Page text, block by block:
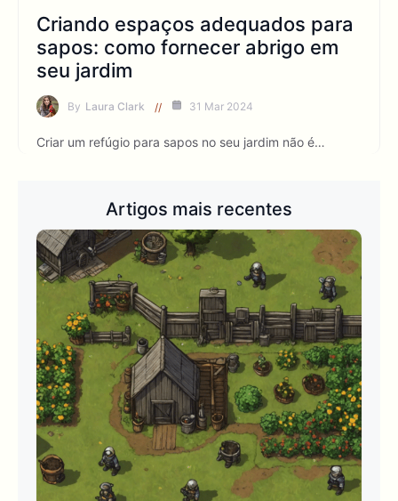
Criando espaços adequados para
sapos: como fornecer abrigo em
seu jardim
By Laura Clark 31 Mar 2024
Criar um refúgio para sapos no seu jardim não é…
Artigos mais recentes